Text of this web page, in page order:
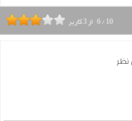
6/10 از3کاربر
نظر